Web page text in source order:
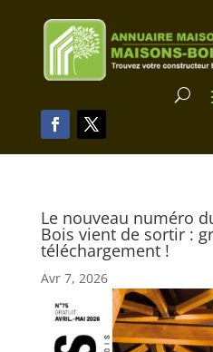
Le nouveau numéro
Bois vient de sortir :
téléchargement !
Avr 7, 2026